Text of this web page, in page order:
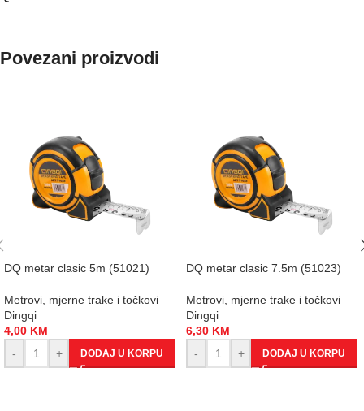
Povezani proizvodi
DQ metar clasic 5m (51021)
Metrovi, mjerne trake i točkovi
Dingqi
4,00 KM
-
+ DODAJ U KORPU
DQ metar clasic 7.5m (51023)
Metrovi, mjerne trake i točkovi
Dingqi
6,30 KM
-
+ DODAJ U KORPU